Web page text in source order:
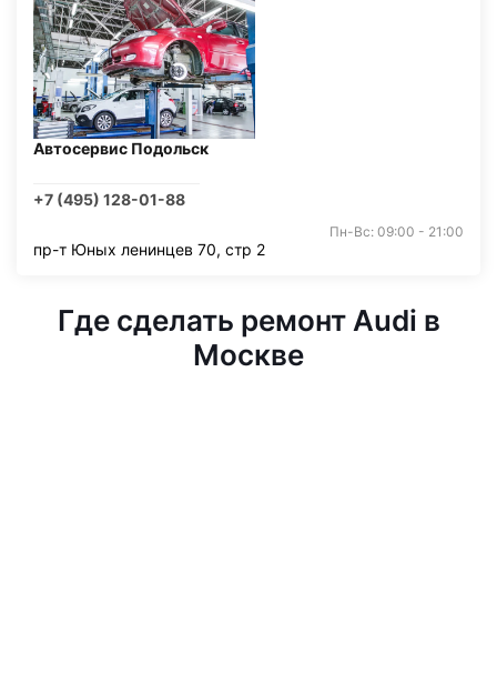
Автосервис Подольск
+7 (495) 128-01-88
Пн-Вс: 09:00 - 21:00
пр-т Юных ленинцев 70, стр 2
Где сделать ремонт Audi в
Москве